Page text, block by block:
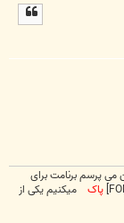
پرسم برنامت برای
پاکمیکنیم یکی از